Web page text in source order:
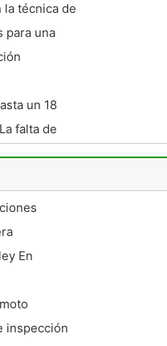
la técnica de
para una
un 18
falta de
En
inspección